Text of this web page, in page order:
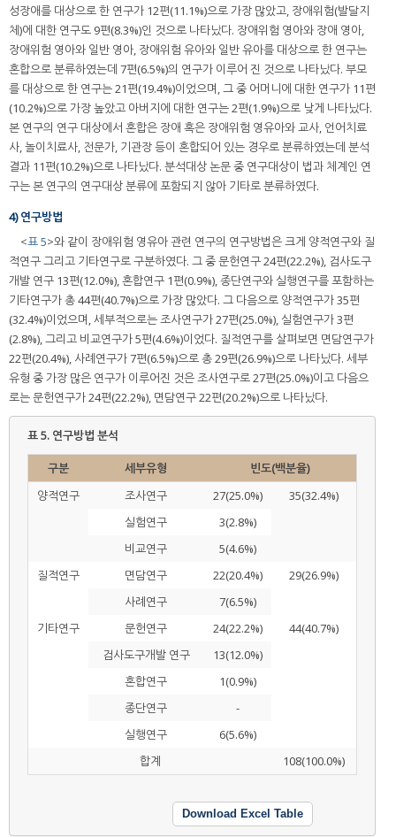
성장애를 대상으로 한 연구가 12편(11.1%)으로 가장 많았고, 장애위험(발달지
체)에 대한 연구도 9편(8.3%)인 것으로 나타났다. 장애위험 영아와 장애 영아,
장애위험 영아와 일반 영아, 장애위험 유아와 일반 유아를 대상으로 한 연구는
혼합으로 분류하였는데 7편(6.5%)의 연구가 이루어 진 것으로 나타났다. 부모
를 대상으로 한 연구는 21편(19.4%)이었으며, 그 중 어머니에 대한 연구가 11편
(10.2%)으로 가장 높았고 아버지에 대한 연구는 2편(1.9%)으로 낮게 나타났다.
본 연구의 연구 대상에서 혼합은 장애 혹은 장애위험 영유아와 교사, 언어치료
사, 놀이치료사, 전문가, 기관장 등이 혼합되어 있는 경우로 분류하였는데 분석
결과 11편(10.2%)으로 나타났다. 분석대상 논문 중 연구대상이 법과 체계인 연
구는 본 연구의 연구대상 분류에 포함되지 않아 기타로 분류하였다.
4) 연구방법
<표 5>와 같이 장애위험 영유아 관련 연구의 연구방법은 크게 양적연구와 질
적연구 그리고 기타연구로 구분하였다. 그 중 문헌연구 24편(22.2%), 검사도구
개발 연구 13편(12.0%), 혼합연구 1편(0.9%), 종단연구와 실행연구를 포함하는
기타연구가 총 44편(40.7%)으로 가장 많았다. 그 다음으로 양적연구가 35편
(32.4%)이었으며, 세부적으로는 조사연구가 27편(25.0%), 실험연구가 3편
(2.8%), 그리고 비교연구가 5편(4.6%)이었다. 질적연구를 살펴보면 면담연구가
22편(20.4%), 사례연구가 7편(6.5%)으로 총 29편(26.9%)으로 나타났다. 세부
유형 중 가장 많은 연구가 이루어진 것은 조사연구로 27편(25.0%)이고 다음으
로는 문헌연구가 24편(22.2%), 면담연구 22편(20.2%)으로 나타났다.
표 5. 연구방법 분석
구분 세부유형
빈도(백분율)
양적연구
조사연구 27(25.0%)
35(32.4%)
실험연구
3(2.8%)
비교연구
5(4.6%)
질적연구
면담연구 22(20.4%)
29(26.9%)
사례연구
7(6.5%)
기타연구
문헌연구 24(22.2%)
44(40.7%)
검사도구개발 연구
13(12.0%)
혼합연구
1(0.9%)
종단연구
-
실행연구
6(5.6%)
합계
108(100.0%)
Download Excel Table